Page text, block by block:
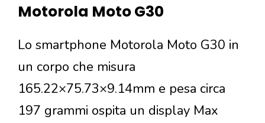
Motorola Moto G30
Lo smartphone Motorola Moto G30 in
un corpo che misura
165.22×75.73×9.14mm e pesa circa
197 grammi ospita un display Max